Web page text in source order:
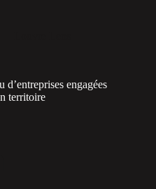
engagées
territoire